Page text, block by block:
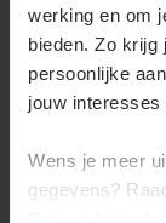
werking en om
bieden. Zo krijg
persoonlijke
jouw interesses
Wens je meer
gegevens?
GMMI
(GMMI) van